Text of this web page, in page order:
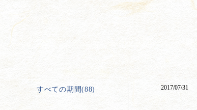
すべての期間(88) 2017/07/31